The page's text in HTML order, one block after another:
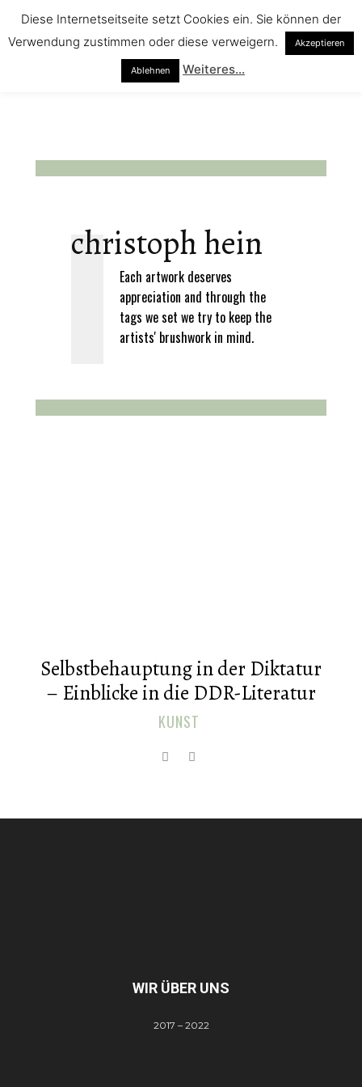
christoph hein
Each artwork deserves
appreciation and through the
tags we set we try to keep the
artists' brushwork in mind.
Selbstbehauptung in der Diktatur
– Einblicke in die DDR-Literatur
KUNST
WIR ÜBER UNS
2017 – 2022
Diese Internetseitseite setzt Cookies ein. Sie können der
Verwendung zustimmen oder diese verweigern.
Akzeptieren
Ablehnen Weiteres...